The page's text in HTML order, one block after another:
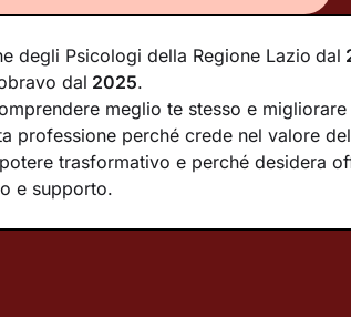
degli Psicologi della Regione Lazio dal
dal 2025.
meglio te stesso e
professione perché crede nel valore
trasformativo e perché desidera
e supporto.